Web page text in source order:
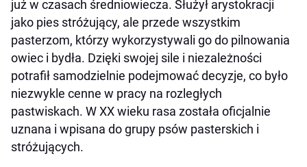
już w czasach średniowiecza. Służył arystokracji
jako pies stróżujący, ale przede wszystkim
pasterzom, którzy wykorzystywali go do pilnowania
owiec i bydła. Dzięki swojej sile i niezależności
potrafił samodzielnie podejmować decyzje, co było
niezwykle cenne w pracy na rozległych
pastwiskach. W XX wieku rasa została oficjalnie
uznana i wpisana do grupy psów pasterskich i
stróżujących.